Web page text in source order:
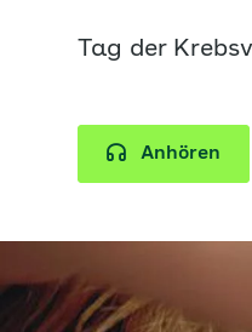
Tag der
Anhören